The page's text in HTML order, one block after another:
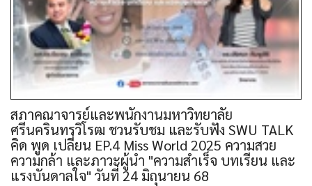
สภาคณาจารย์และพนักงานมหาวิทยาลัย
ศรีนครินทรวิโรฒ ชวนรับชม และรับฟัง SWU TALK
คิด พูด เปลี่ยน EP.4 Miss World 2025 ความสวย
ความกล้า และภาวะผู้นำ "ความสำเร็จ บทเรียน และ
แรงบันดาลใจ" วันที่ 24 มิถุนายน 68